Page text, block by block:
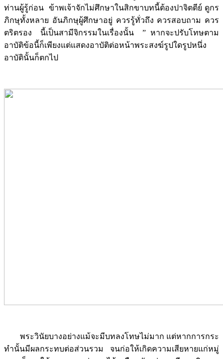
ท่านผู้รู้ก่อน ข้าพเจ้าจักไม่ศึกษาในสิกขาบทนี้ต้องปาจิตตีย์ ดูกร
ภิกษุทั้งหลาย อันภิกษุผู้ศึกษาอยู่ ควรรู้ทั่วถึง ควรสอบถาม ควร
ตริตรอง นี้เป็นสามีจิกรรมในเรื่องนั้น ” หากจะปรับโทษตาม
อาบัติข้อนี้ก็เพียงแต่แสดงอาบัติต่อหน้าพระสงฆ์รูปใดรูปหนึ่ง
อาบัตินั้นก็ตกไป
พระวินัยบางอย่างแม้จะมีบทลงโทษไม่มาก แต่หากการกระ
ทำนั้นมีผลกระทบต่อส่วนรวม จนก่อให้เกิดความเสียหายแก่หมู่